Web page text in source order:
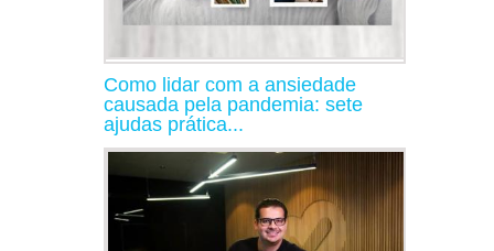
Como lidar com a ansiedade
causada pela pandemia: sete
ajudas prática...